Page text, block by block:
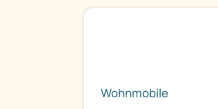
Wohnmobile